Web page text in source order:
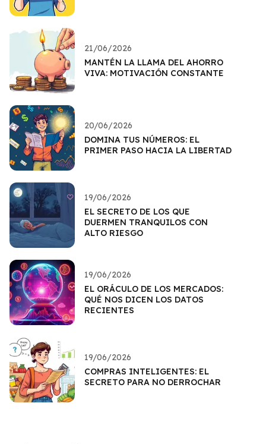
21/06/2026
MANTÉN LA LLAMA DEL AHORRO
VIVA: MOTIVACIÓN CONSTANTE
20/06/2026
DOMINA TUS NÚMEROS: EL
PRIMER PASO HACIA LA LIBERTAD
19/06/2026
EL SECRETO DE LOS QUE
DUERMEN TRANQUILOS CON
ALTO RIESGO
19/06/2026
EL ORÁCULO DE LOS MERCADOS:
QUÉ NOS DICEN LOS DATOS
RECIENTES
19/06/2026
COMPRAS INTELIGENTES: EL
SECRETO PARA NO DERROCHAR